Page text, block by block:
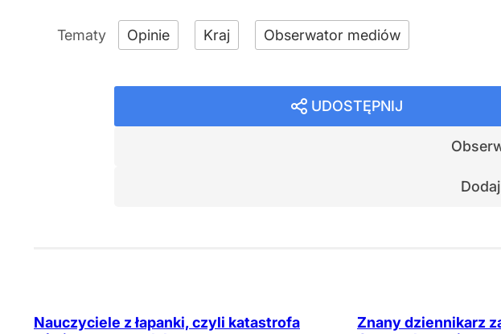
Opinie Kraj Obserwator mediów
UDOSTĘPNIJ
Nauczyciele z łapanki, czyli katastrofa
Znany dziennikarz